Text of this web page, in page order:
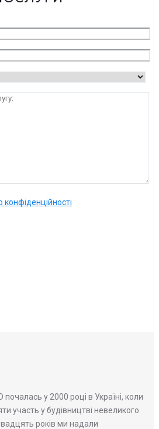
конфіденційності
почалась у 2000 році в Україні, коли
участь у будівництві невеликого
років ми надали